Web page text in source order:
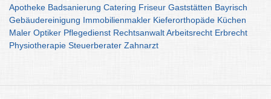
Apotheke Badsanierung Catering Friseur Gaststätten Bayrisch
Gebäudereinigung Immobilienmakler Kieferorthopäde Küchen
Maler Optiker Pflegedienst RechtsanwaltArbeitsrecht Erbrecht
Physiotherapie Steuerberater Zahnarzt